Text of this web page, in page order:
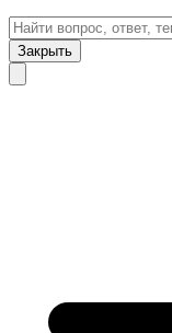
Закрыть